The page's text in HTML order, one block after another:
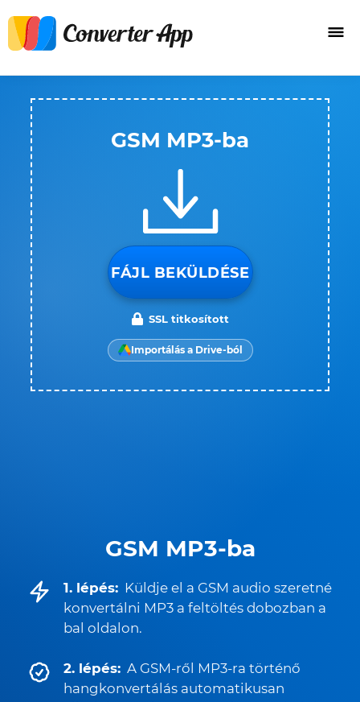
GSM MP3-ba
1. lépés: Küldje el a GSM audio szeretné
konvertálni MP3 a feltöltés dobozban a
bal oldalon.
2. lépés: A GSM-ről MP3-ra történő
hangkonvertálás automatikusan
GSM MP3-ba
FÁJL BEKÜLDÉSE
SSL titkosított
Importálás a Drive-ból